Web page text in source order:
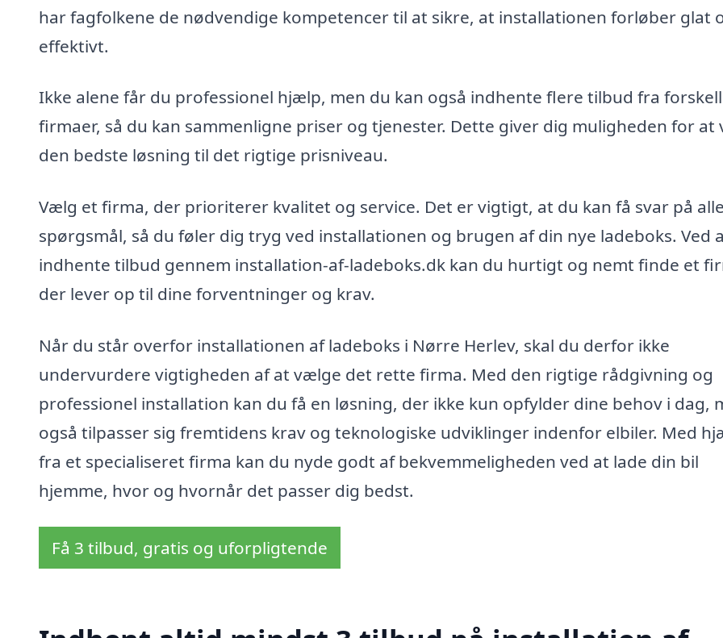
har fagfolkene de nødvendige kompetencer til at sikre, at installationen forløber glat
effektivt.
Ikke alene får du professionel hjælp, men du kan også indhente flere tilbud fra
firmaer, så du kan sammenligne priser og tjenester. Dette giver dig muligheden for at
den bedste løsning til det rigtige prisniveau.
Vælg et firma, der prioriterer kvalitet og service. Det er vigtigt, at du kan få svar på
spørgsmål, så du føler dig tryg ved installationen og brugen af din nye ladeboks. Ved
indhente tilbud gennem installation-af-ladeboks.dk kan du hurtigt og nemt finde et
der lever op til dine forventninger og krav.
Når du står overfor installationen af ladeboks i Nørre Herlev, skal du derfor ikke
undervurdere vigtigheden af at vælge det rette firma. Med den rigtige rådgivning og
professionel installation kan du få en løsning, der ikke kun opfylder dine behov i dag,
også tilpasser sig fremtidens krav og teknologiske udviklinger indenfor elbiler. Med
fra et specialiseret firma kan du nyde godt af bekvemmeligheden ved at lade din bil
hjemme, hvor og hvornår det passer dig bedst.
Få 3 tilbud, gratis og uforpligtende